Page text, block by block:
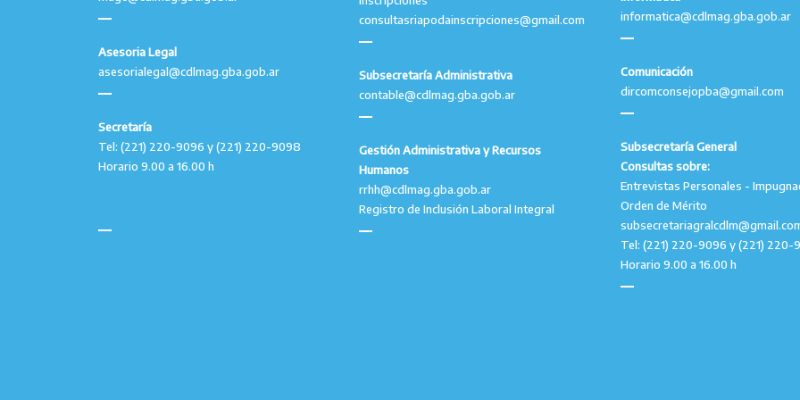
Asesoria Legal
asesorialegal@cdlmag.gba.gob.ar
Secretaría
Tel: (221) 220-9096 y (221) 220-9098
Horario 9.00 a 16.00 h
consultasriapodainscripciones@gmail.com
Subsecretaría Administrativa
contable@cdlmag.gba.gob.ar
Gestión Administrativa y Recursos
Humanos
rrhh@cdlmag.gba.gob.ar
Registro de Inclusión Laboral Integral
informatica@cdlmag.gba.gob.ar
Comunicación
dircomconsejopba@gmail.com
Subsecretaría General
Consultas sobre:
Entrevistas Personales -
Orden de Mérito
Tel: (221) 220-9096 y (221) 220-
Horario 9.00 a 16.00 h